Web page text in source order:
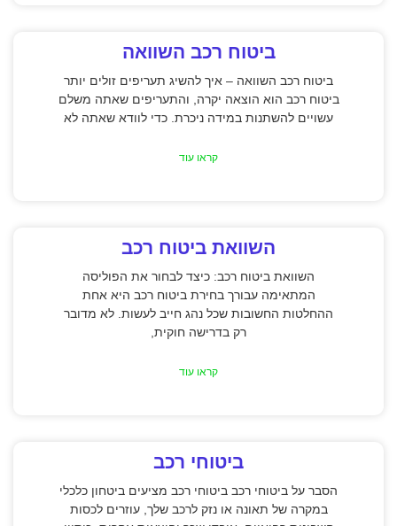
ביטוח רכב השוואה
ביטוח רכב השוואה – איך להשיג תעריפים זולים יותר
ביטוח רכב הוא הוצאה יקרה, והתעריפים שאתה משלם
עשויים להשתנות במידה ניכרת. כדי לוודא שאתה לא
קראו עוד
השוואת ביטוח רכב
השוואת ביטוח רכב: כיצד לבחור את הפוליסה
המתאימה עבורך בחירת ביטוח רכב היא אחת
ההחלטות החשובות שכל נהג חייב לעשות. לא מדובר
רק בדרישה חוקית,
קראו עוד
ביטוחי רכב
הסבר על ביטוחי רכב ביטוחי רכב מציעים ביטחון כלכלי
במקרה של תאונה או נזק לרכב שלך, עוזרים לכסות